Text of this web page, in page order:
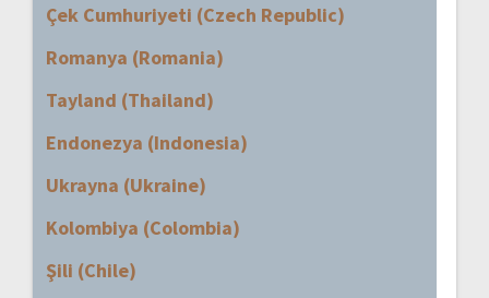
Çek Cumhuriyeti (Czech Republic)
Romanya (Romania)
Tayland (Thailand)
Endonezya (Indonesia)
Ukrayna (Ukraine)
Kolombiya (Colombia)
Şili (Chile)